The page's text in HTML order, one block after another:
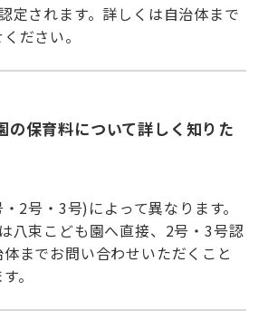
定されます。詳しくは自治体まで
ださい。
の保育料について詳しく知りた
2号・3号)によって異なります。
八束こども園へ直接、2号・3号認
までお問い合わせいただくこと
。